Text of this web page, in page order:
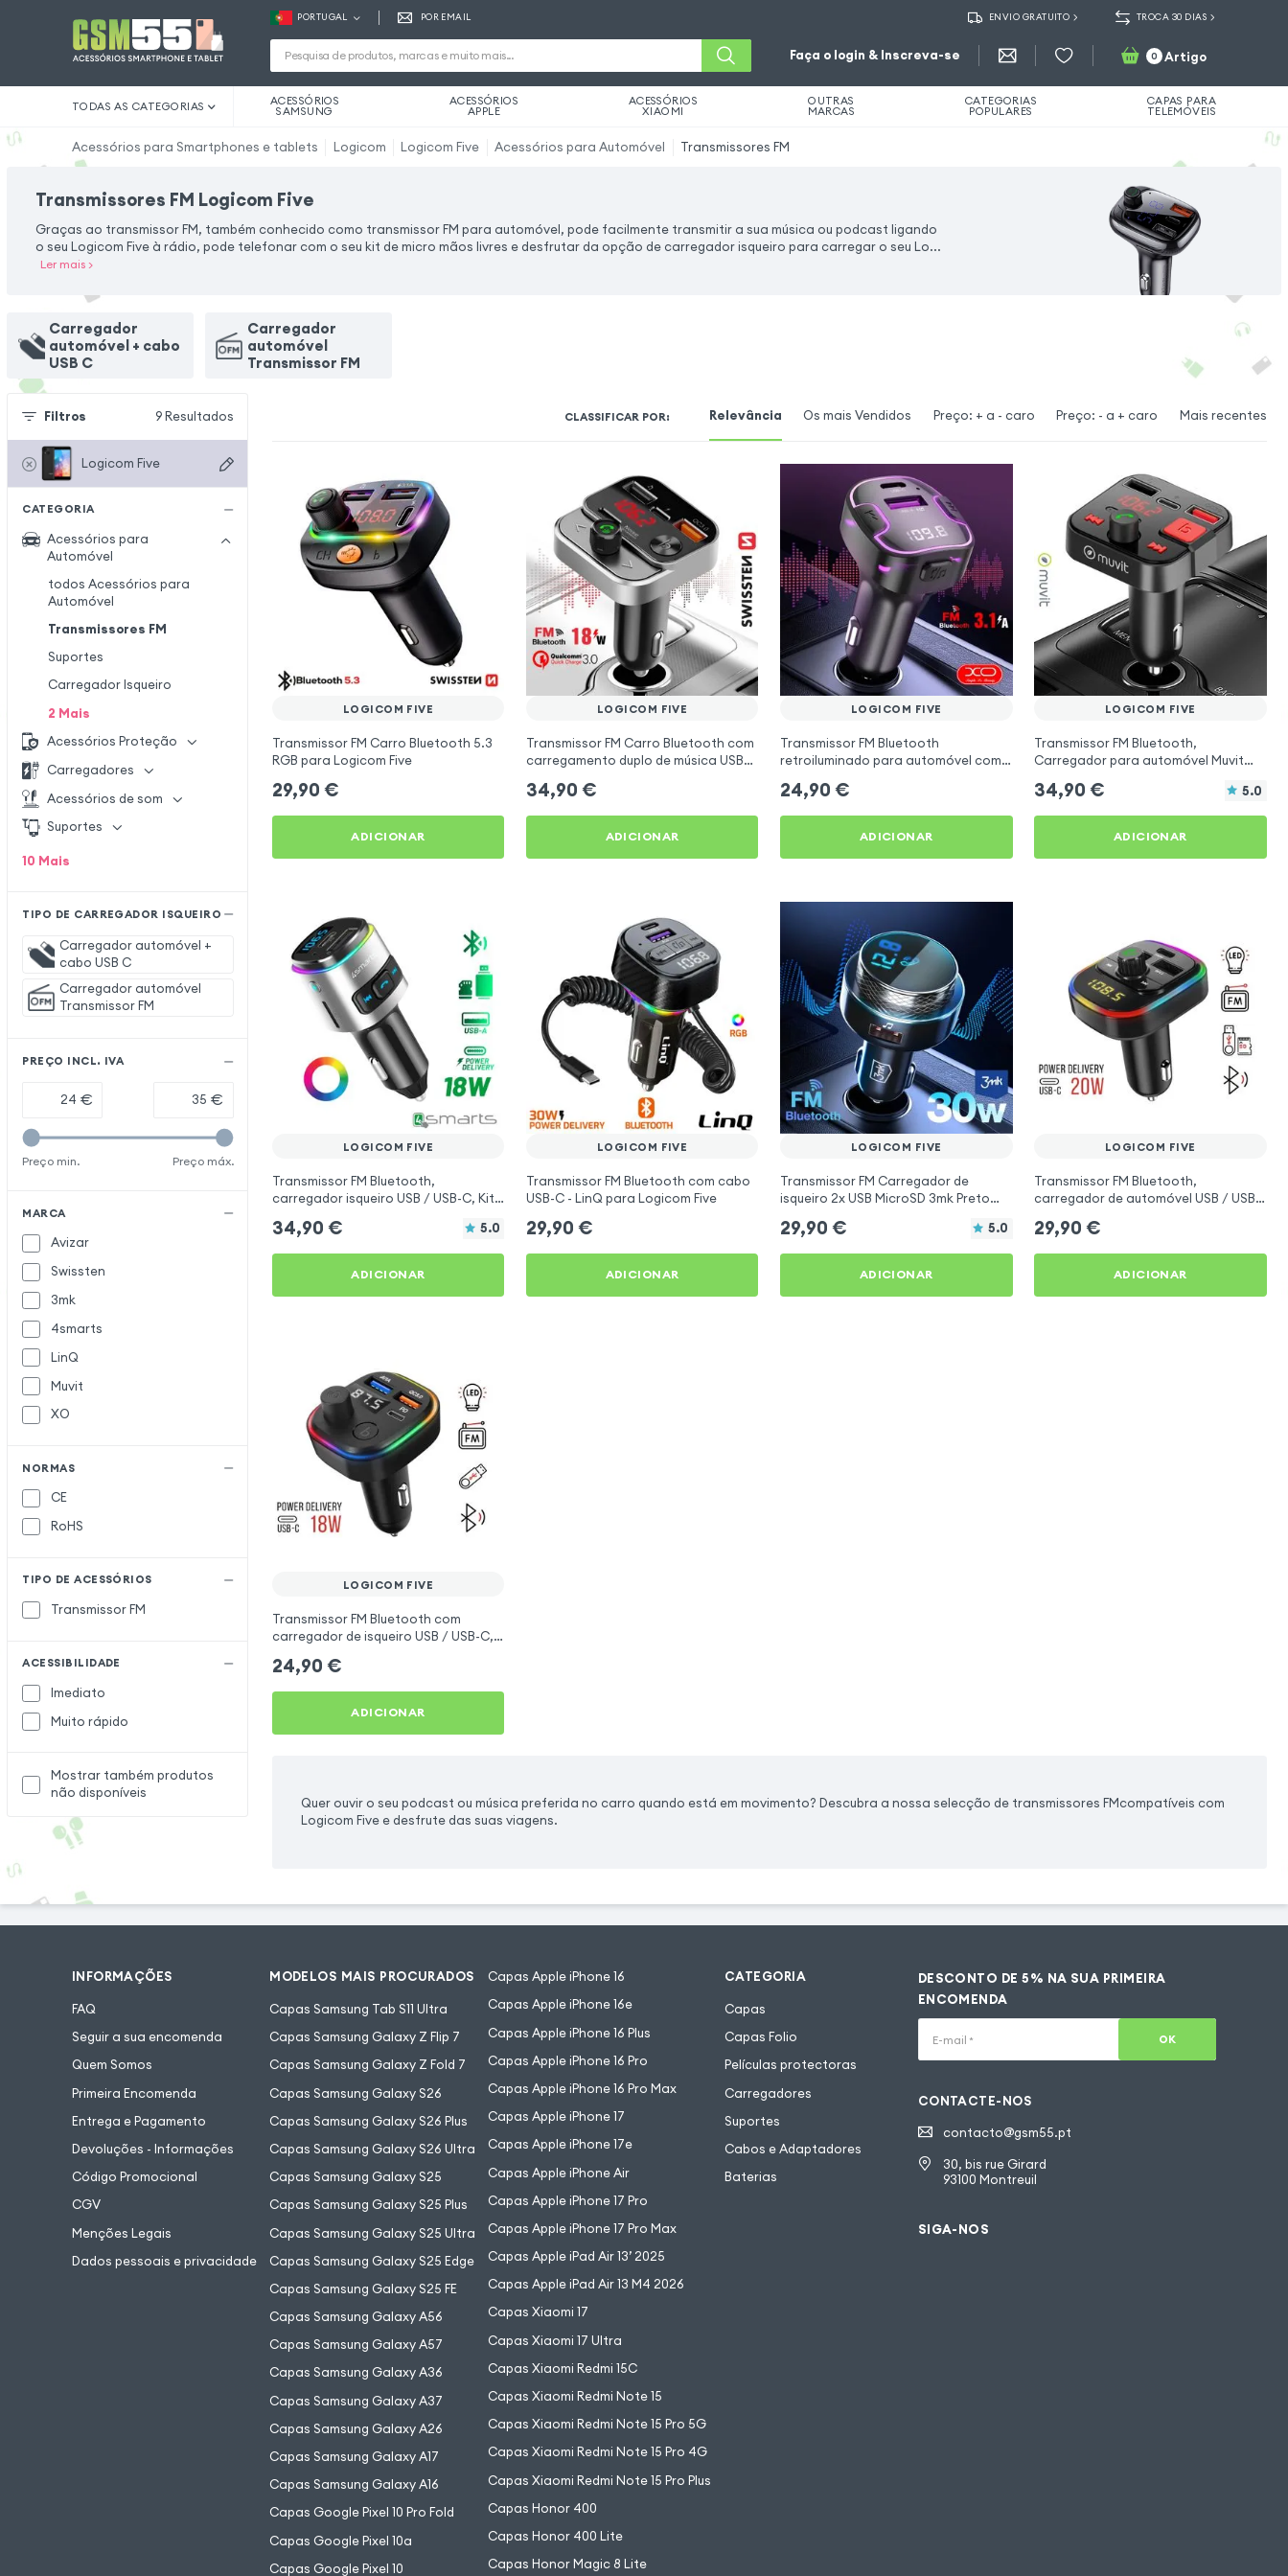
PORTUGAL POR EMAIL ENVIO GRATUITO TROCA 30 DIAS
Faça o login & Inscreva-se 0 Artigo
TODAS AS CATEGORIAS ACESSÓRIOS
SAMSUNG
ACESSÓRIOS
APPLE
ACESSÓRIOS
XIAOMI
OUTRAS
MARCAS
CATEGORIAS
POPULARES
CAPAS PARA
TELEMÓVEIS
Acessórios para Smartphones e tablets Logicom Logicom Five Acessórios para Automóvel Transmissores FM
Transmissores FM Logicom Five
Graças ao transmissor FM, também conhecido como transmissor FM para automóvel, pode facilmente transmitir a sua música ou podcast ligando
o seu Logicom Five à rádio, pode telefonar com o seu kit de micro mãos livres e desfrutar da opção de carregador isqueiro para carregar o seu Lo...
Ler mais>
Carregador
automóvel + cabo
USB C
Carregador
automóvel
Transmissor FM
Filtros 9 Resultados
Logicom Five
CATEGORIA
Acessórios para
Automóvel
todos Acessórios para
Automóvel
Transmissores FM
Suportes
Carregador Isqueiro
2 Mais
Acessórios Proteção
Carregadores
Acessórios de som
Suportes
10 Mais
TIPO DE CARREGADOR ISQUEIRO
Carregador automóvel +
cabo USB C
Carregador automóvel
Transmissor FM
PREÇO INCL. IVA
€ €
Preço min. Preço máx.
MARCA
Avizar
Swissten
3mk
4smarts
LinQ
Muvit
XO
NORMAS
CE
RoHS
TIPO DE ACESSÓRIOS
Transmissor FM
ACESSIBILIDADE
Imediato
Muito rápido
Mostrar também produtos
não disponíveis
CLASSIFICAR POR: Relevância Os mais Vendidos Preço: + a - caro Preço: - a + caro Mais recentes
LOGICOM FIVE
Transmissor FM Carro Bluetooth 5.3
RGB para Logicom Five
29,90 €
ADICIONAR
LOGICOM FIVE
Transmissor FM Carro Bluetooth com
carregamento duplo de música USB
34,90 €
ADICIONAR
LOGICOM FIVE
Transmissor FM Bluetooth
retroiluminado para automóvel com
24,90 €
ADICIONAR
LOGICOM FIVE
Transmissor FM Bluetooth,
Carregador para automóvel Muvit
34,90 € 5.0
ADICIONAR
LOGICOM FIVE
Transmissor FM Bluetooth,
carregador isqueiro USB / USB-C, Kit
34,90 € 5.0
ADICIONAR
LOGICOM FIVE
Transmissor FM Bluetooth com cabo
USB-C - LinQ para Logicom Five
29,90 €
ADICIONAR
LOGICOM FIVE
Transmissor FM Carregador de
isqueiro 2x USB MicroSD 3mk Preto
29,90 € 5.0
ADICIONAR
LOGICOM FIVE
Transmissor FM Bluetooth,
carregador de automóvel USB / USB-
29,90 €
ADICIONAR
LOGICOM FIVE
Transmissor FM Bluetooth com
carregador de isqueiro USB / USB-C,
24,90 €
ADICIONAR
Quer ouvir o seu podcast ou música preferida no carro quando está em movimento? Descubra a nossa selecção de transmissores FMcompatíveis com
Logicom Five e desfrute das suas viagens.
INFORMAÇÕES
FAQ
Seguir a sua encomenda
Quem Somos
Primeira Encomenda
Entrega e Pagamento
Devoluções - Informações
Código Promocional
CGV
Menções Legais
Dados pessoais e privacidade
MODELOS MAIS PROCURADOS
Capas Samsung Tab S11 Ultra
Capas Samsung Galaxy Z Flip 7
Capas Samsung Galaxy Z Fold 7
Capas Samsung Galaxy S26
Capas Samsung Galaxy S26 Plus
Capas Samsung Galaxy S26 Ultra
Capas Samsung Galaxy S25
Capas Samsung Galaxy S25 Plus
Capas Samsung Galaxy S25 Ultra
Capas Samsung Galaxy S25 Edge
Capas Samsung Galaxy S25 FE
Capas Samsung Galaxy A56
Capas Samsung Galaxy A57
Capas Samsung Galaxy A36
Capas Samsung Galaxy A37
Capas Samsung Galaxy A26
Capas Samsung Galaxy A17
Capas Samsung Galaxy A16
Capas Google Pixel 10 Pro Fold
Capas Google Pixel 10a
Capas Google Pixel 10
Capas Apple iPhone 16
Capas Apple iPhone 16e
Capas Apple iPhone 16 Plus
Capas Apple iPhone 16 Pro
Capas Apple iPhone 16 Pro Max
Capas Apple iPhone 17
Capas Apple iPhone 17e
Capas Apple iPhone Air
Capas Apple iPhone 17 Pro
Capas Apple iPhone 17 Pro Max
Capas Apple iPad Air 13’ 2025
Capas Apple iPad Air 13 M4 2026
Capas Xiaomi 17
Capas Xiaomi 17 Ultra
Capas Xiaomi Redmi 15C
Capas Xiaomi Redmi Note 15
Capas Xiaomi Redmi Note 15 Pro 5G
Capas Xiaomi Redmi Note 15 Pro 4G
Capas Xiaomi Redmi Note 15 Pro Plus
Capas Honor 400
Capas Honor 400 Lite
Capas Honor Magic 8 Lite
CATEGORIA
Capas
Capas Folio
Películas protectoras
Carregadores
Suportes
Cabos e Adaptadores
Baterias
DESCONTO DE 5% NA SUA PRIMEIRA
ENCOMENDA
E-mail * OK
CONTACTE-NOS
contacto@gsm55.pt
30, bis rue Girard
93100 Montreuil
SIGA-NOS